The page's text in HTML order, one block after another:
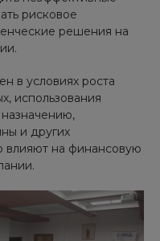
рисковое
решения на
в условиях роста
использования
и других
влияют на финансовую